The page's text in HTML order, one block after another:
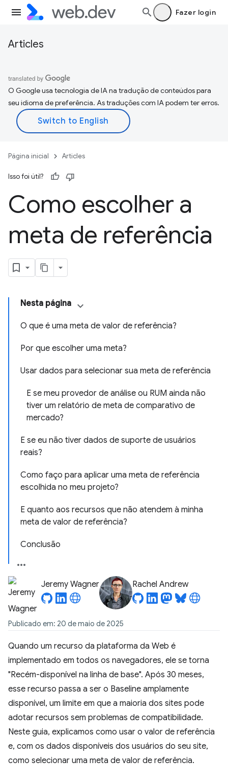
Fazer login
Articles
O Google usa tecnologia de IA na tradução de conteúdos para
seu idioma de preferência. As traduções com IA podem ter erros.
Página inicial Articles
Isso foi útil?
Como escolher a
meta de referência
Nesta página
O que é uma meta de valor de referência?
Por que escolher uma meta?
Usar dados para selecionar sua meta de referência
E se meu provedor de análise ou RUM ainda não
tiver um relatório de meta de comparativo de
mercado?
E se eu não tiver dados de suporte de usuários
reais?
Como faço para aplicar uma meta de referência
escolhida no meu projeto?
E quanto aos recursos que não atendem à minha
meta de valor de referência?
Conclusão
Jeremy Wagner Rachel Andrew
Publicado em: 20 de maio de 2025
Quando um recurso da plataforma da Web é
implementado em todos os navegadores, ele se torna
"Recém-disponível na linha de base". Após 30 meses,
esse recurso passa a ser o Baseline amplamente
disponível, um limite em que a maioria dos sites pode
adotar recursos sem problemas de compatibilidade.
Neste guia, explicamos como usar o valor de referência
e, com os dados disponíveis dos usuários do seu site,
como selecionar uma meta de valor de referência.